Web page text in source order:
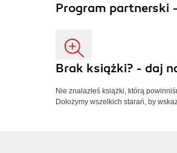
Program partnerski
Brak książki? - daj
Nie znalazłeś książki, którą
Dołożymy wszelkich starań, by